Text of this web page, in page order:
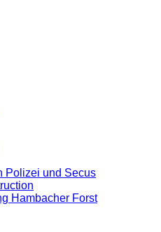
Polizei und Secus
Hambacher Forst